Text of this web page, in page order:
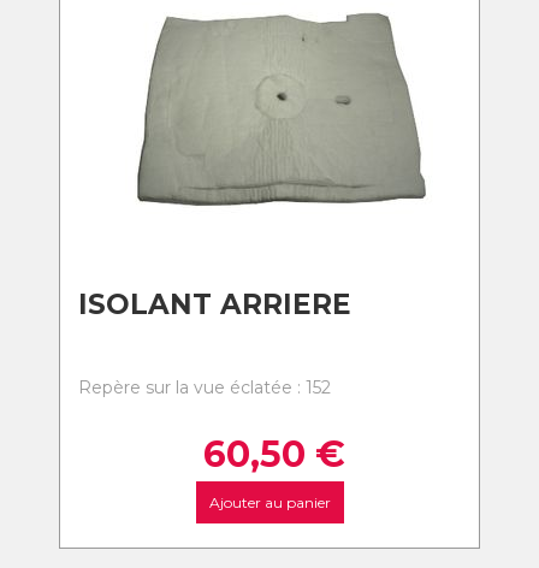
ISOLANT ARRIERE
Repère sur la vue éclatée : 152
60,50 €
Ajouter au panier